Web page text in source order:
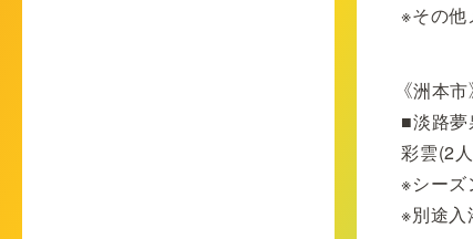
※その他
《洲本市
■淡路夢
彩雲(2
※シーズ
※別途入